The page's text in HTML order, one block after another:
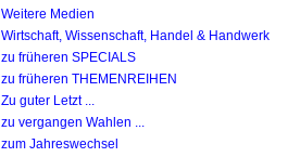
Weitere Medien
Wirtschaft, Wissenschaft, Handel & Handwerk
zu früheren SPECIALS
zu früheren THEMENREIHEN
Zu guter Letzt ...
zu vergangen Wahlen ...
zum Jahreswechsel